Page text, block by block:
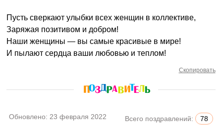
Пусть сверкают улыбки всех женщин в коллективе,
Заряжая позитивом и добром!
Наши женщины — вы самые красивые в мире!
И пылают сердца ваши любовью и теплом!
Скопировать
Обновлено: 23 февраля 2022 Всего поздравлений: 78